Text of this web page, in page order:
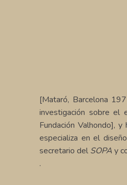
[Mataró, Barcelona
investigación sobre el
Fundación Valhondo],
especializa en el
secretario del SOPAy
.